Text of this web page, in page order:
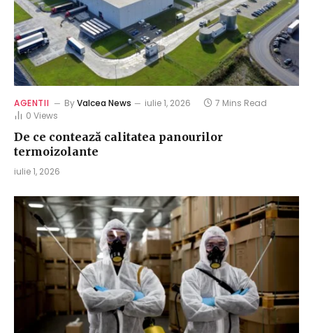
AGENTII ByValcea News iulie 1, 2026
7 Mins Read
0 Views
De ce contează calitatea panourilor
termoizolante
iulie 1, 2026